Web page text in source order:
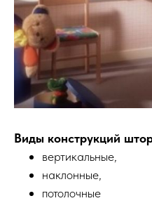
Виды конструкций
вертикальные,
наклонные,
потолочные